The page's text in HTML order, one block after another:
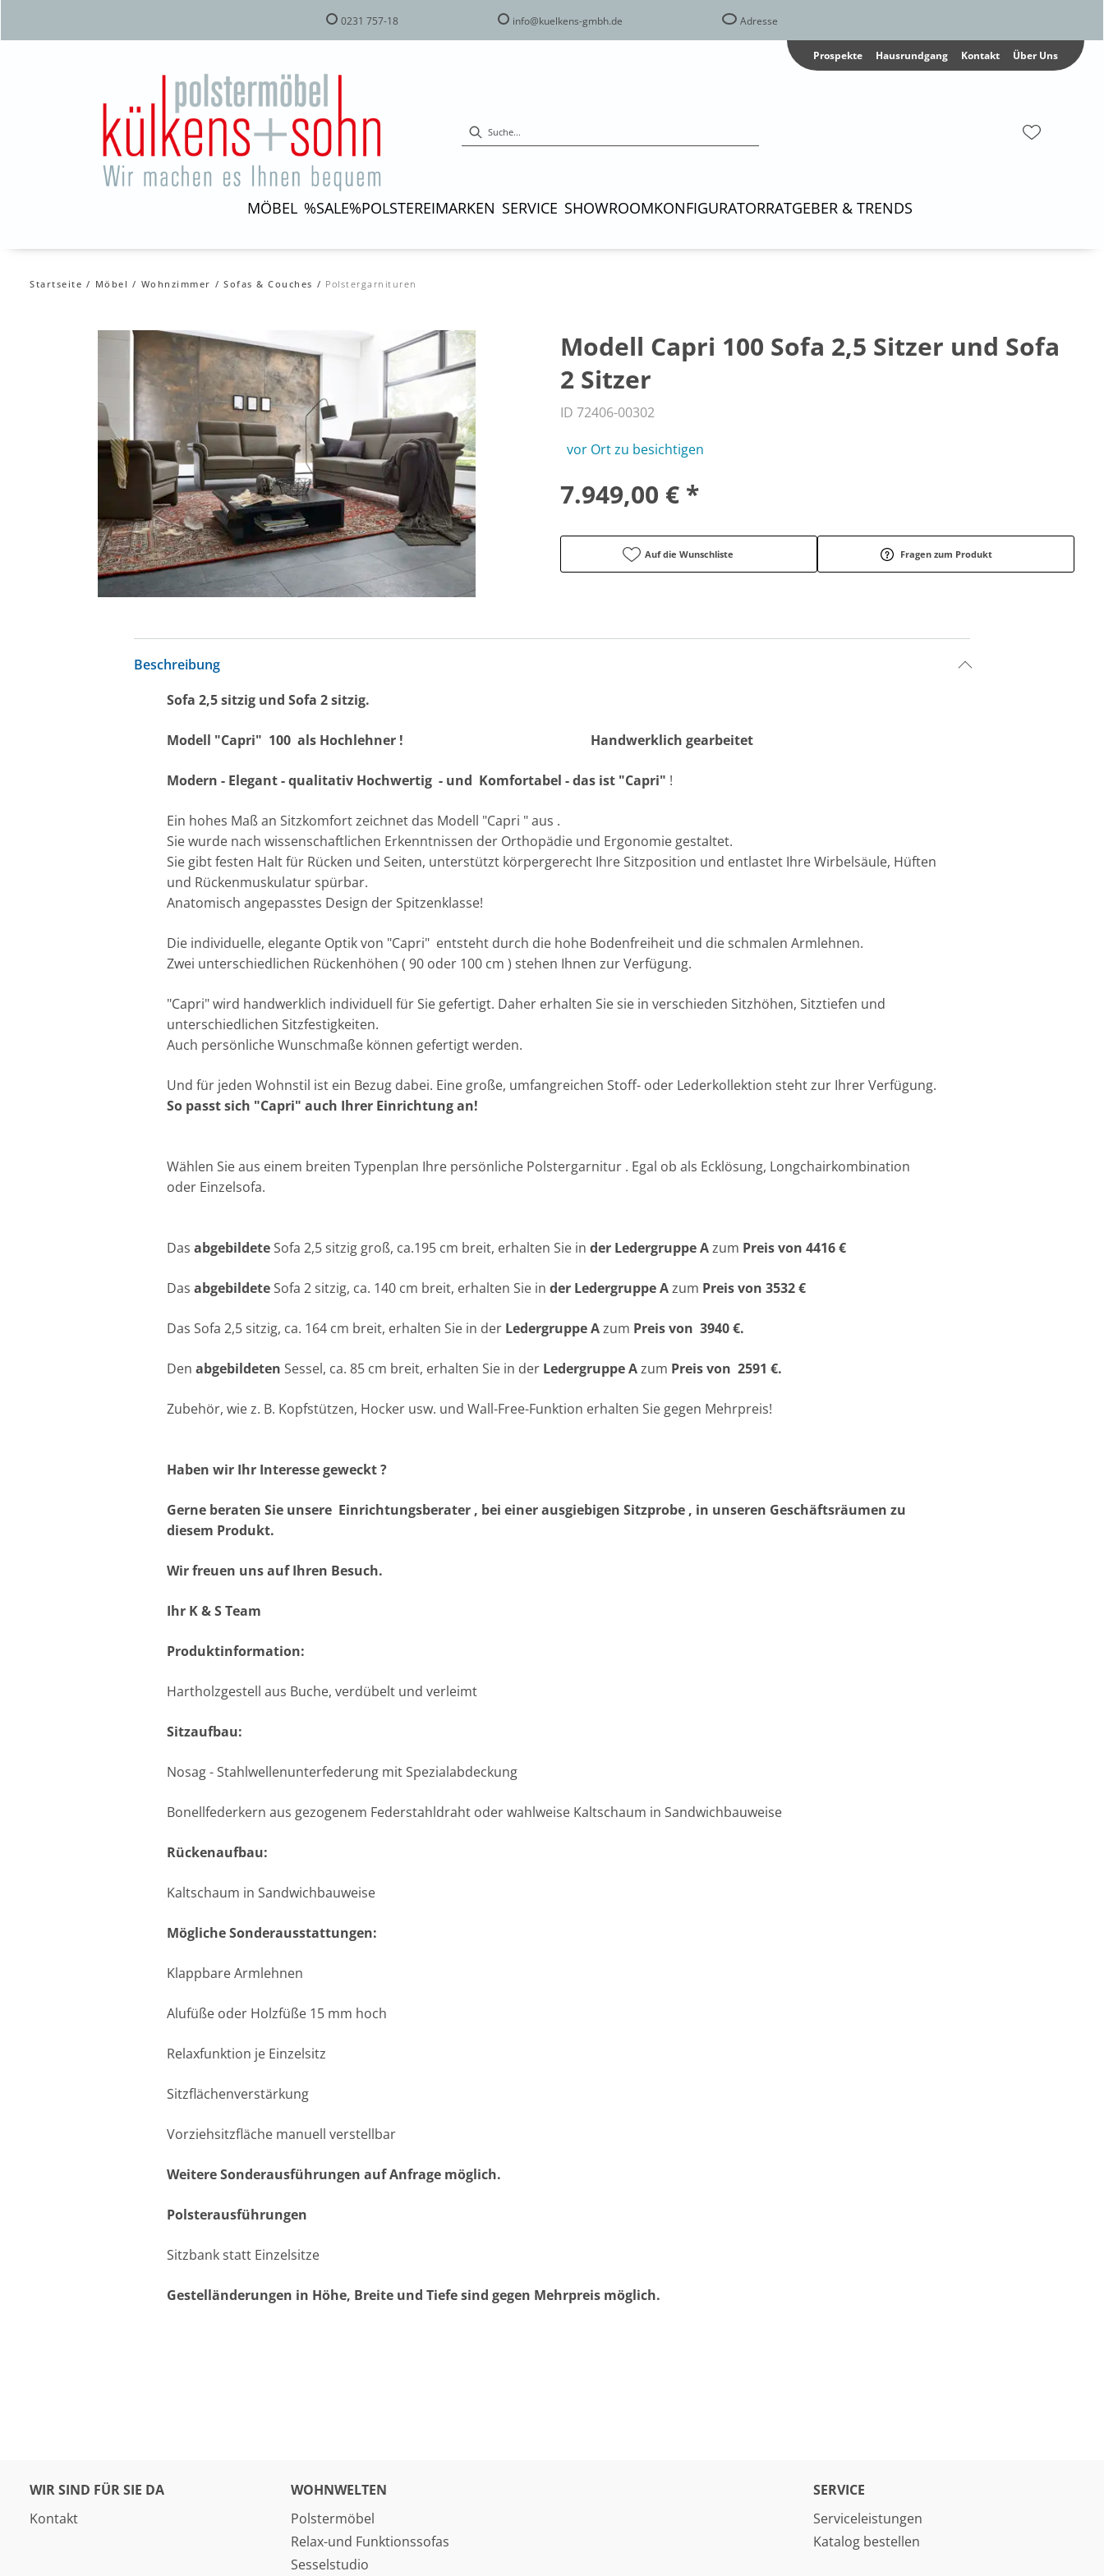
0231 757-18 info@kuelkens-gmbh.de Adresse
Prospekte Hausrundgang Kontakt Über Uns
MÖBEL %SALE%POLSTEREIMARKEN SERVICE SHOWROOMKONFIGURATORRATGEBER & TRENDS
Startseite Möbel Wohnzimmer Sofas & Couches Polstergarnituren
Modell Capri 100 Sofa 2,5 Sitzer und Sofa
2 Sitzer
ID 72406-00302
vor Ort zu besichtigen
7.949,00 € *
Auf die Wunschliste Fragen zum Produkt
Beschreibung
Sofa 2,5 sitzig und Sofa 2 sitzig.
Modell "Capri" 100 als Hochlehner ! Handwerklich gearbeitet
Modern - Elegant - qualitativ Hochwertig - und Komfortabel - das ist "Capri" !
Ein hohes Maß an Sitzkomfort zeichnet das Modell "Capri " aus .
Sie wurde nach wissenschaftlichen Erkenntnissen der Orthopädie und Ergonomie gestaltet.
Sie gibt festen Halt für Rücken und Seiten, unterstützt körpergerecht Ihre Sitzposition und entlastet Ihre Wirbelsäule, Hüften
und Rückenmuskulatur spürbar.
Anatomisch angepasstes Design der Spitzenklasse!
Die individuelle, elegante Optik von "Capri" entsteht durch die hohe Bodenfreiheit und die schmalen Armlehnen.
Zwei unterschiedlichen Rückenhöhen ( 90 oder 100 cm ) stehen Ihnen zur Verfügung.
"Capri" wird handwerklich individuell für Sie gefertigt. Daher erhalten Sie sie in verschieden Sitzhöhen, Sitztiefen und
unterschiedlichen Sitzfestigkeiten.
Auch persönliche Wunschmaße können gefertigt werden.
Und für jeden Wohnstil ist ein Bezug dabei. Eine große, umfangreichen Stoff- oder Lederkollektion steht zur Ihrer Verfügung.
So passt sich "Capri" auch Ihrer Einrichtung an!
Wählen Sie aus einem breiten Typenplan Ihre persönliche Polstergarnitur . Egal ob als Ecklösung, Longchairkombination
oder Einzelsofa.
DasabgebildeteSofa 2,5 sitzig groß, ca.195 cm breit, erhalten Sie inder Ledergruppe Azum Preis von 4416 €
DasabgebildeteSofa 2 sitzig, ca. 140 cm breit, erhalten Sie in der Ledergruppe Azum Preis von 3532 €
Das Sofa 2,5 sitzig, ca. 164 cm breit, erhalten Sie in der Ledergruppe Azum Preis von 3940 €.
Den abgebildeten Sessel, ca. 85 cm breit, erhalten Sie in der Ledergruppe Azum Preis von 2591 €.
Zubehör, wie z. B. Kopfstützen, Hocker usw. und Wall-Free-Funktion erhalten Sie gegen Mehrpreis!
Haben wir Ihr Interesse geweckt ?
Gerne beraten Sie unsere Einrichtungsberater , bei einer ausgiebigen Sitzprobe , in unseren Geschäftsräumen zu
diesem Produkt.
Wir freuen uns auf Ihren Besuch.
Ihr K & S Team
Produktinformation:
Hartholzgestell aus Buche, verdübelt und verleimt
Sitzaufbau:
Nosag - Stahlwellenunterfederung mit Spezialabdeckung
Bonellfederkern aus gezogenem Federstahldraht oder wahlweise Kaltschaum in Sandwichbauweise
Rückenaufbau:
Kaltschaum in Sandwichbauweise
Mögliche Sonderausstattungen:
Klappbare Armlehnen
Alufüße oder Holzfüße 15 mm hoch
Relaxfunktion je Einzelsitz
Sitzflächenverstärkung
Vorziehsitzfläche manuell verstellbar
Weitere Sonderausführungen auf Anfrage möglich.
Polsterausführungen
Sitzbank statt Einzelsitze
Gestelländerungen in Höhe, Breite und Tiefe sind gegen Mehrpreis möglich.
WIR SIND FÜR SIE DA
Kontakt
WOHNWELTEN
Polstermöbel
Relax-und Funktionssofas
Sesselstudio
SERVICE
Serviceleistungen
Katalog bestellen